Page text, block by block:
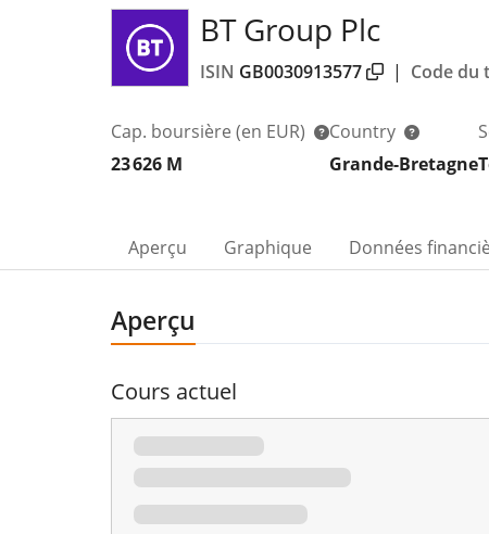
BT Group Plc
ISIN GB0030913577 | Code du
Cap. boursière (en EUR)
23 626 M
Country
Grande-Bretagne
Aperçu Graphique Données
Aperçu
Cours actuel